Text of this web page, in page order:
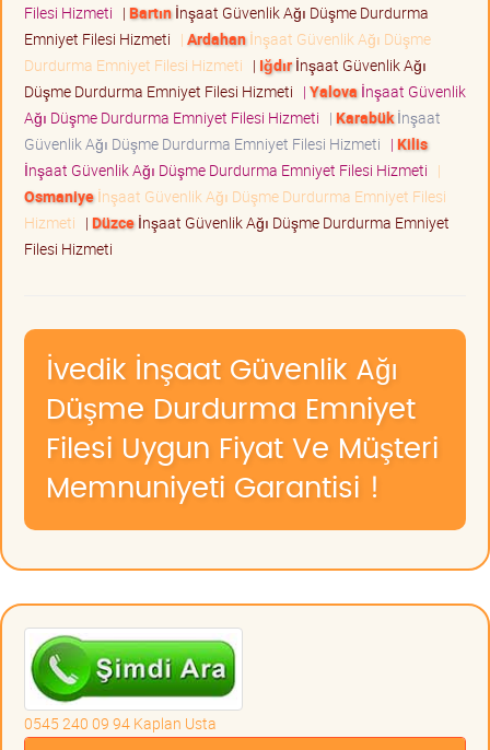
Filesi Hizmeti | Bartınİnşaat Güvenlik Ağı Düşme Durdurma
Emniyet Filesi Hizmeti | Ardahanİnşaat Güvenlik Ağı Düşme
Durdurma Emniyet Filesi Hizmeti | Iğdırİnşaat Güvenlik Ağı
Düşme Durdurma Emniyet Filesi Hizmeti | Yalova İnşaat Güvenlik
Ağı Düşme Durdurma Emniyet Filesi Hizmeti | Karabükİnşaat
Güvenlik Ağı Düşme Durdurma Emniyet Filesi Hizmeti | Kilis
İnşaat Güvenlik Ağı Düşme Durdurma Emniyet Filesi Hizmeti |
Osmaniyeİnşaat Güvenlik Ağı Düşme Durdurma Emniyet Filesi
Hizmeti | Düzceİnşaat Güvenlik Ağı Düşme Durdurma Emniyet
Filesi Hizmeti
İvedik İnşaat Güvenlik Ağı
Düşme Durdurma Emniyet
Filesi Uygun Fiyat Ve Müşteri
Memnuniyeti Garantisi !
0545 240 09 94 Kaplan Usta